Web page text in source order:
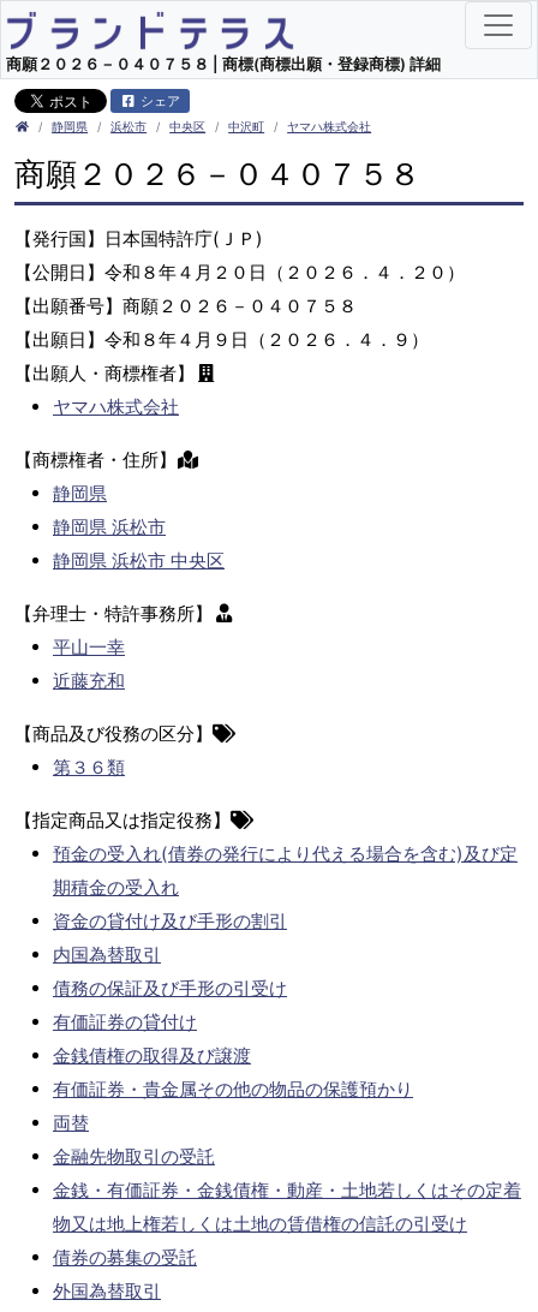
商願２０２６－０４０７５８ | 商標(商標出願・登録商標) 詳細
シェア
静岡県 浜松市 中央区 中沢町 ヤマハ株式会社
商願２０２６－０４０７５８
【発行国】日本国特許庁(ＪＰ)
【公開日】令和８年４月２０日（２０２６．４．２０）
【出願番号】商願２０２６－０４０７５８
【出願日】令和８年４月９日（２０２６．４．９）
【出願人・商標権者】
ヤマハ株式会社
【商標権者・住所】
静岡県
静岡県 浜松市
静岡県 浜松市 中央区
【弁理士・特許事務所】
平山一幸
近藤充和
【商品及び役務の区分】
第３６類
【指定商品又は指定役務】
預金の受入れ(債券の発行により代える場合を含む)及び定
期積金の受入れ
資金の貸付け及び手形の割引
内国為替取引
債務の保証及び手形の引受け
有価証券の貸付け
金銭債権の取得及び譲渡
有価証券・貴金属その他の物品の保護預かり
両替
金融先物取引の受託
金銭・有価証券・金銭債権・動産・土地若しくはその定着
物又は地上権若しくは土地の賃借権の信託の引受け
債券の募集の受託
外国為替取引